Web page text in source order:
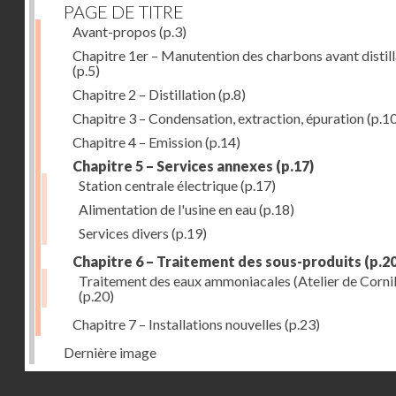
PAGE DE TITRE
Avant-propos (p.3)
Chapitre 1er – Manutention des charbons avant
(p.5)
Chapitre 2 – Distillation(p.8)
Chapitre 3 – Condensation, extraction, épuration
Chapitre 4 – Emission(p.14)
Chapitre 5 – Services annexes (p.17)
Station centrale électrique(p.17)
Alimentation de l'usine en eau(p.18)
Services divers (p.19)
Chapitre 6 – Traitement des sous-produits
Traitement des eaux ammoniacales (Atelier de
(p.20)
Chapitre 7 – Installations nouvelles (p.23)
Dernière image